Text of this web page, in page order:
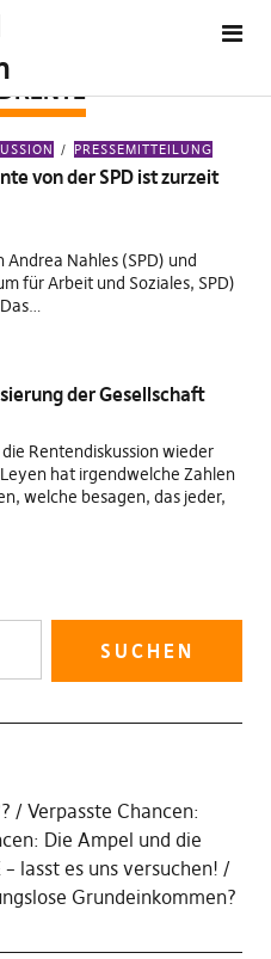
PRESSEMITTEILUNG
von der SPD ist zurzeit
Andrea Nahles (SPD) und
für Arbeit und Soziales, SPD)
der Gesellschaft
Rentendiskussion wieder
hat irgendwelche Zahlen
welche besagen, das jeder,
Verpasste Chancen:
Die Ampel und die
– lasst es uns versuchen!
Grundeinkommen?